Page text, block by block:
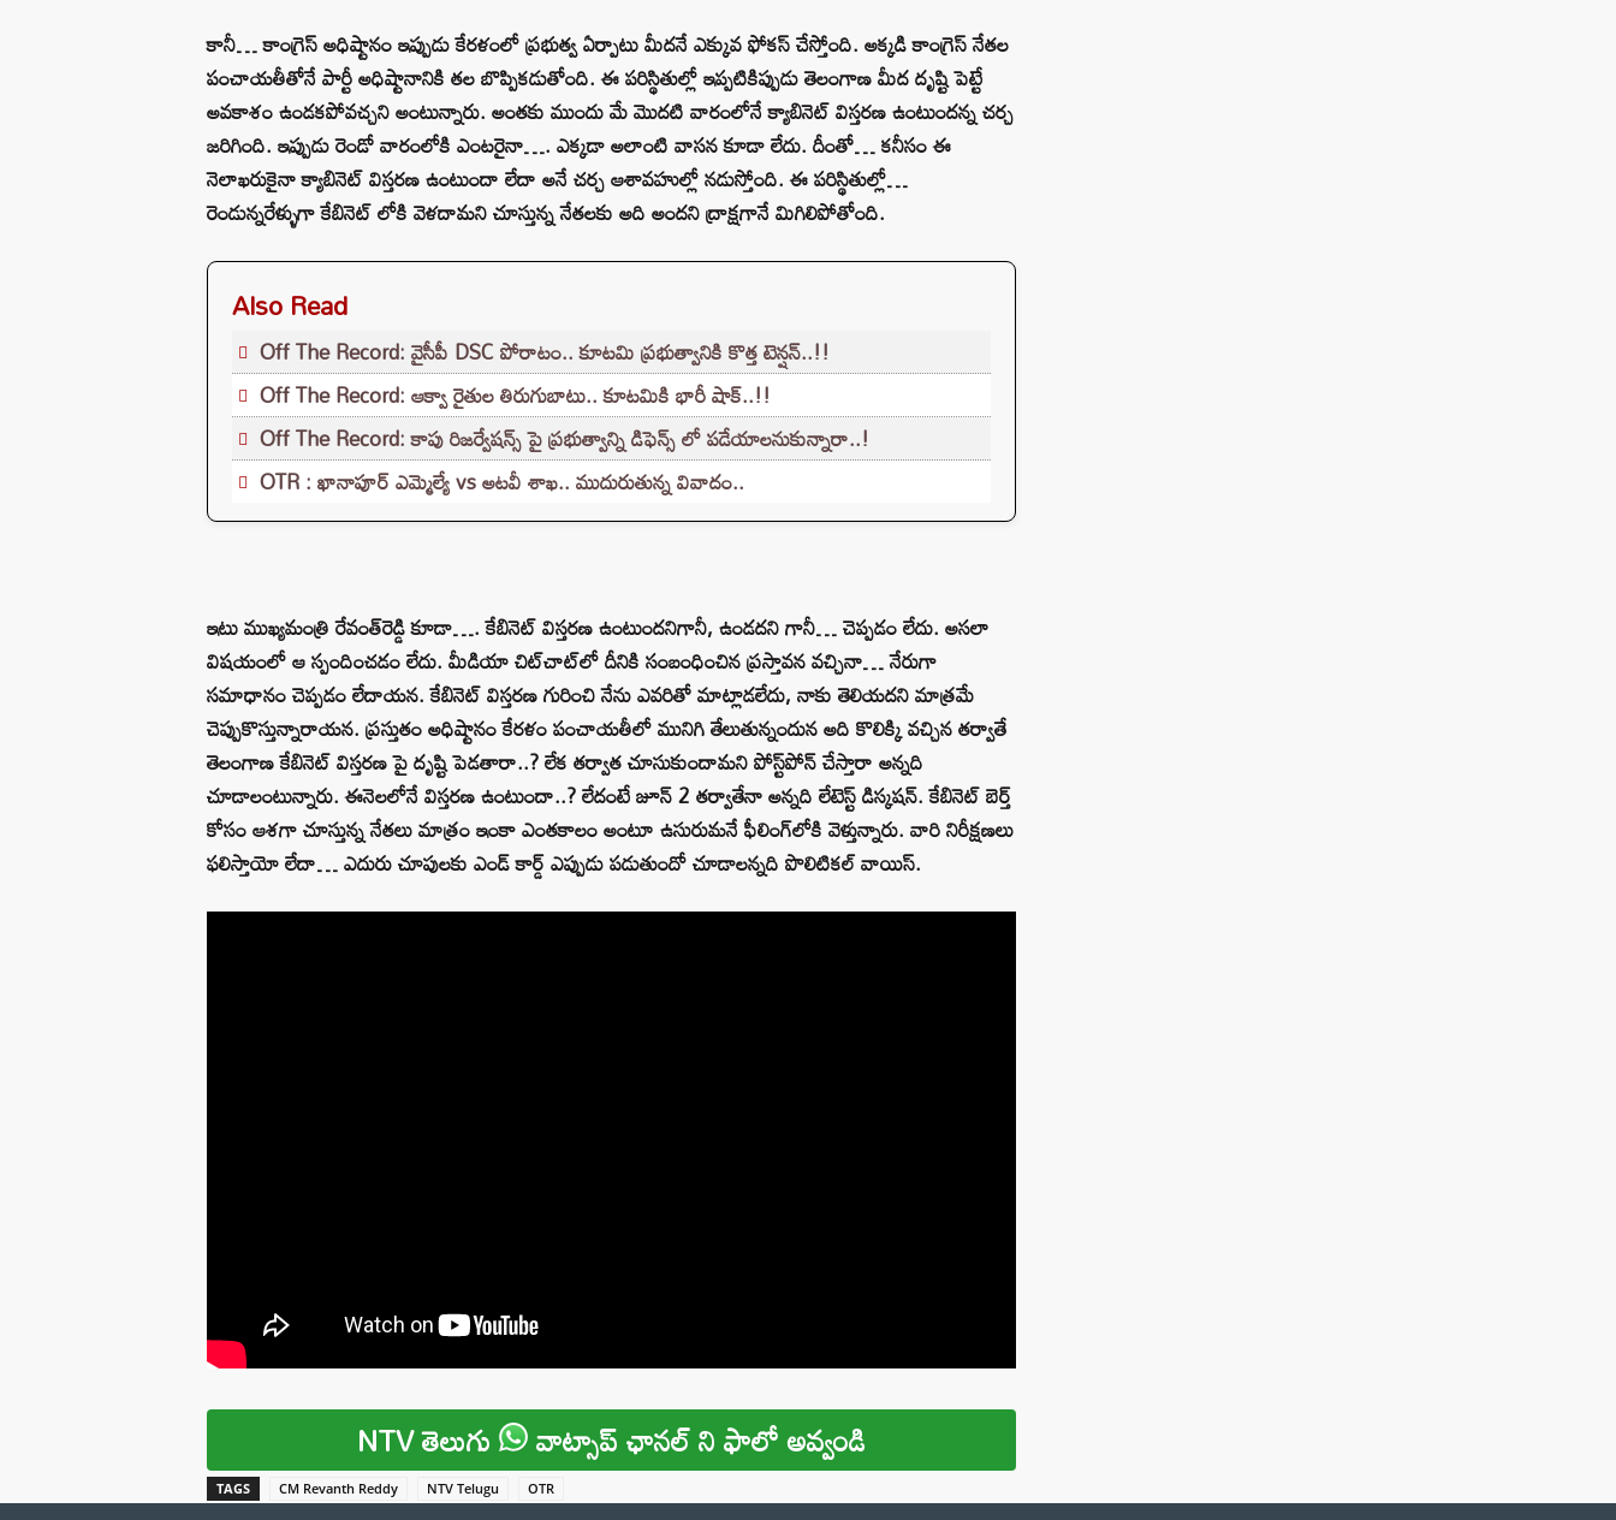
కానీ… కాంగ్రెస్ అధిష్టానం ఇప్పుడు కేరళంలో ప్రభుత్వ ఏర్పాటు మీదనే ఎక్కువ ఫోకస్ చేస్తోంది. అక్కడి కాంగ్రెస్ నేతల
పంచాయతీతోనే పార్టీ అధిష్టానానికి తల బొప్పికడుతోంది. ఈ పరిస్థితుల్లో ఇప్పటికిప్పుడు తెలంగాణ మీద దృష్టి పెట్టే
అవకాశం ఉండకపోవచ్చని అంటున్నారు. అంతకు ముందు మే మొదటి వారంలోనే క్యాబినెట్ విస్తరణ ఉంటుందన్న చర్చ
జరిగింది. ఇప్పుడు రెండో వారంలోకి ఎంటరైనా…. ఎక్కడా అలాంటి వాసన కూడా లేదు. దీంతో… కనీసం ఈ
నెలాఖరుకైనా క్యాబినెట్ విస్తరణ ఉంటుందా లేదా అనే చర్చ ఆశావహుల్లో నడుస్తోంది. ఈ పరిస్థితుల్లో…
రెండున్నరేళ్ళుగా కేబినెట్‌ లోకి వెళదామని చూస్తున్న నేతలకు అది అందని ద్రాక్షగానే మిగిలిపోతోంది.
Also Read
Off The Record: వైసీపీ DSC పోరాటం.. కూటమి ప్రభుత్వానికి కొత్త టెన్షన్..!!
Off The Record: ఆక్వా రైతుల తిరుగుబాటు.. కూటమికి భారీ షాక్..!!
Off The Record: కాపు రిజర్వేషన్స్ పై ప్రభుత్వాన్ని డిఫెన్స్ లో పడేయాలనుకున్నారా..!
OTR : ఖానాపూర్ ఎమ్మెల్యే vs అటవీ శాఖ.. ముదురుతున్న వివాదం..
ఇటు ముఖ్యమంత్రి రేవంత్‌రెడ్డి కూడా…. కేబినెట్‌ విస్తరణ ఉంటుందనిగానీ, ఉండదని గానీ… చెప్పడం లేదు. అసలా
విషయంలో ఆ స్పందించడం లేదు. మీడియా చిట్‌చాట్‌లో దీనికి సంబంధించిన ప్రస్తావన వచ్చినా… నేరుగా
సమాధానం చెప్పడం లేదాయన. కేబినెట్‌ విస్తరణ గురించి నేను ఎవరితో మాట్లాడలేదు, నాకు తెలియదని మాత్రమే
చెప్పుకొస్తున్నారాయన. ప్రస్తుతం అధిష్టానం కేరళం పంచాయతీలో మునిగి తేలుతున్నందున అది కొలిక్కి వచ్చిన తర్వాతే
తెలంగాణ కేబినెట్ విస్తరణ పై దృష్టి పెడతారా..? లేక తర్వాత చూసుకుందామని పోస్ట్‌పోన్‌ చేస్తారా అన్నది
చూడాలంటున్నారు. ఈనెలలోనే విస్తరణ ఉంటుందా..? లేదంటే జూన్ 2 తర్వాతేనా అన్నది లేటెస్ట్‌ డిస్కషన్‌. కేబినెట్‌ బెర్త్
కోసం ఆశగా చూస్తున్న నేతలు మాత్రం ఇంకా ఎంతకాలం అంటూ ఉసురుమనే ఫీలింగ్‌లోకి వెళ్తున్నారు. వారి నిరీక్షణలు
ఫలిస్తాయో లేదా… ఎదురు చూపులకు ఎండ్‌ కార్డ్‌ ఎప్పుడు పడుతుందో చూడాలన్నది పొలిటికల్ వాయిస్‌.
NTV తెలుగు వాట్సాప్ ఛానల్ ని ఫాలో అవ్వండి
TAGS CM Revanth Reddy NTV Telugu OTR